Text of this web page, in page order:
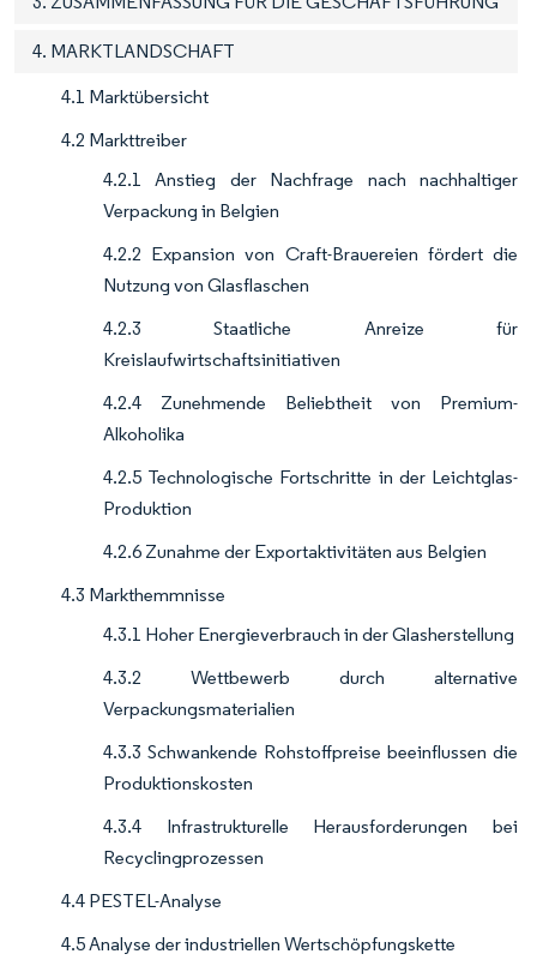
4. MARKTLANDSCHAFT
4.1 Marktübersicht
4.2 Markttreiber
4.2.1 Anstieg der Nachfrage nach nachhaltiger
Verpackung in Belgien
4.2.2 Expansion von Craft-Brauereien fördert die
Nutzung von Glasflaschen
4.2.3 Staatliche Anreize für
Kreislaufwirtschaftsinitiativen
4.2.4 Zunehmende Beliebtheit von Premium-
Alkoholika
4.2.5 Technologische Fortschritte in der Leichtglas-
Produktion
4.2.6 Zunahme der Exportaktivitäten aus Belgien
4.3 Markthemmnisse
4.3.1 Hoher Energieverbrauch in der Glasherstellung
4.3.2 Wettbewerb durch alternative
Verpackungsmaterialien
4.3.3 Schwankende Rohstoffpreise beeinflussen die
Produktionskosten
4.3.4 Infrastrukturelle Herausforderungen bei
Recyclingprozessen
4.4 PESTEL-Analyse
4.5 Analyse der industriellen Wertschöpfungskette